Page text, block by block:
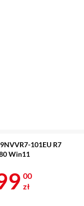
101EU R7
Win11
15 499
00
zł